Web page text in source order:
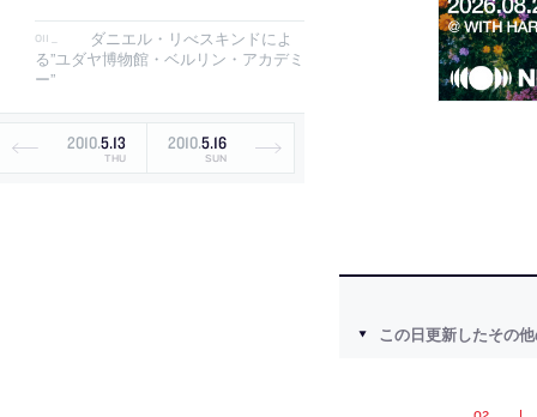
ダニエル・リべスキンドによ
る”ユダヤ博物館・ベルリン・アカデミ
ー”
2010.5.13
THU
2010.5.16
SUN
この日更新したその